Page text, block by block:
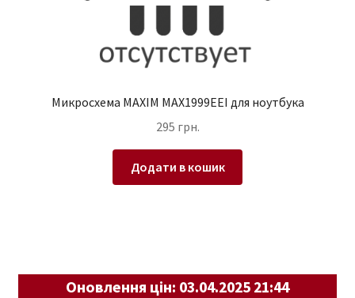
Микросхема MAXIM MAX1999EEI для ноутбука
295 грн.
Додати в кошик
Оновлення цін: 03.04.2025 21:44